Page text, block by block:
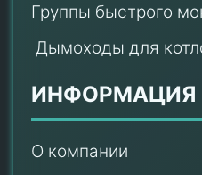
Группы быстрого
Дымоходы для
ИНФОРМАЦИЯ
О компании